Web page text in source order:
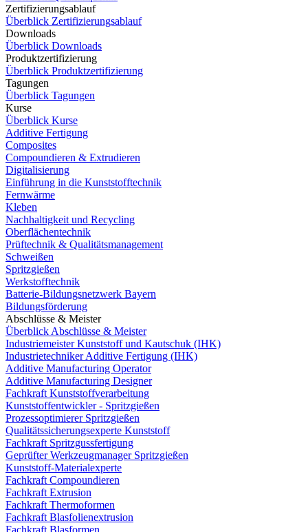
Zertifizierungsablauf
Überblick Zertifizierungsablauf
Downloads
Überblick Downloads
Produktzertifizierung
Überblick Produktzertifizierung
Tagungen
Überblick Tagungen
Kurse
Überblick Kurse
Additive Fertigung
Composites
Compoundieren & Extrudieren
Digitalisierung
Einführung in die Kunststofftechnik
Fernwärme
Kleben
Nachhaltigkeit und Recycling
Oberflächentechnik
Prüftechnik & Qualitätsmanagement
Schweißen
Spritzgießen
Werkstofftechnik
Batterie-Bildungsnetzwerk Bayern
Bildungsförderung
Abschlüsse & Meister
Überblick Abschlüsse & Meister
Industriemeister Kunststoff und Kautschuk (IHK)
Industrietechniker Additive Fertigung (IHK)
Additive Manufacturing Operator
Additive Manufacturing Designer
Fachkraft Kunststoffverarbeitung
Kunststoffentwickler - Spritzgießen
Prozessoptimierer Spritzgießen
Qualitätssicherungsexperte Kunststoff
Fachkraft Spritzgussfertigung
Geprüfter Werkzeugmanager Spritzgießen
Kunststoff-Materialexperte
Fachkraft Compoundieren
Fachkraft Extrusion
Fachkraft Thermoformen
Fachkraft Blasfolienextrusion
Fachkraft Blasformen